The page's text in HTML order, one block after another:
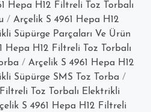
Hepa H12 Filtreli Toz Torbalı
/ Arçelik S 4961 Hepa H12
Süpürge Parçaları Ve Ürün
Hepa H12 Filtreli Toz Torbalı
/ Arçelik S 4961 Hepa H12
Süpürge SMS Toz Torba /
Toz Torbalı Elektrikli
S 4961 Hepa H12 Filtreli